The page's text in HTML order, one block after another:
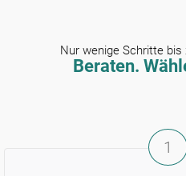
Nur wenige Schritte bis
Beraten.
1